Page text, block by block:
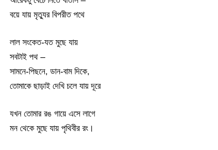
বয়ে যায় মৃত্যুর বিপরীত পথে
লাল সংকেত-যত মুছে যায়
সবটাই পথ –
সামনে-পিছনে, ডান-বাম দিকে,
তোমাকে ছাড়াই দেখি চলে যায় দূরে
যখন তোমার রঙ গায়ে এসে লাগে
মন থেকে মুছে যায় পৃথিবীর রং।